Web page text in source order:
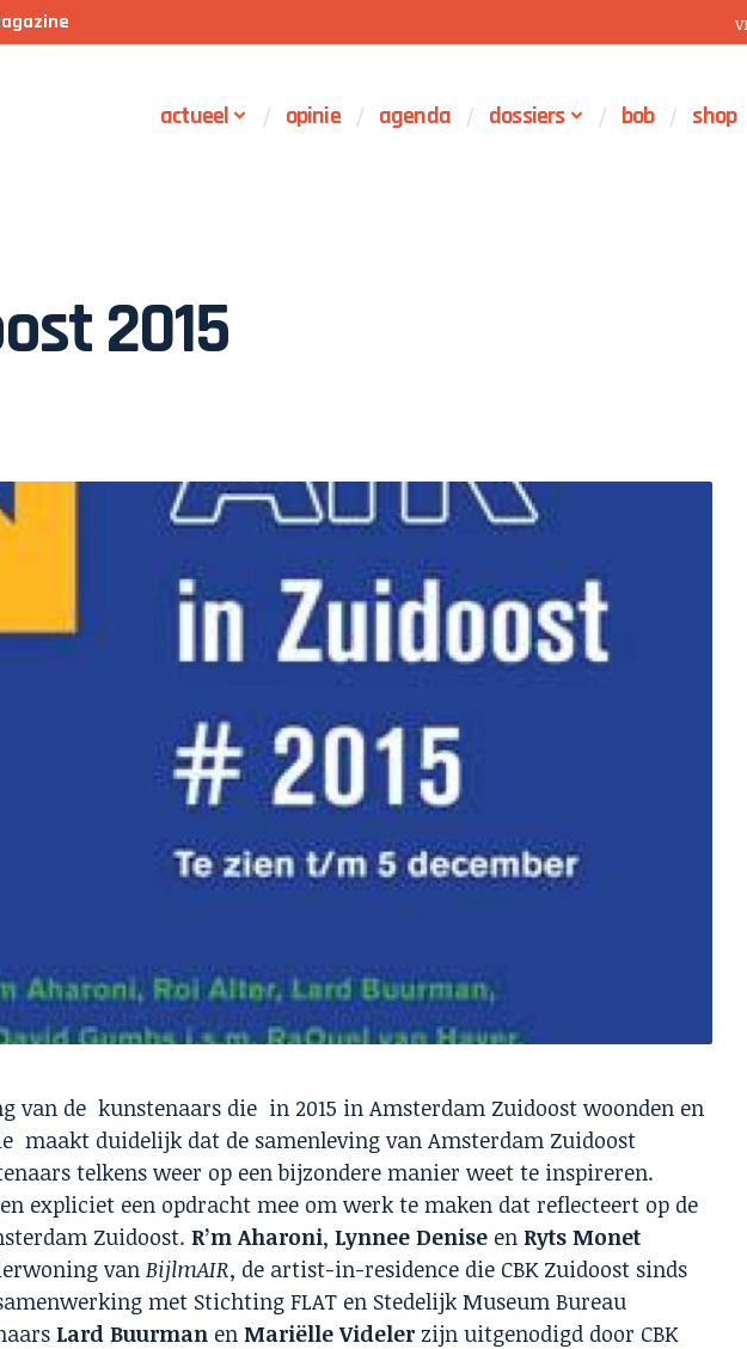
actueel opinie agenda dossiers bob shop
2015
van de kunstenaars die in 2015 in Amsterdam Zuidoost woonden en
maakt duidelijk dat de samenleving van Amsterdam Zuidoost
telkens weer op een bijzondere manier weet te inspireren.
expliciet een opdracht mee om werk te maken dat reflecteert op de
Zuidoost.R’m Aharoni, Lynnee Denise enRyts Monet
van BijlmAIR, de artist-in-residence die CBK Zuidoost sinds
met Stichting FLAT en Stedelijk Museum Bureau
Lard Buurman enMariëlle Videler zijn uitgenodigd door CBK